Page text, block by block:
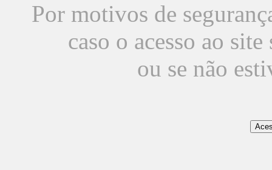
Por motivos de
caso o acesso ao
ou se não